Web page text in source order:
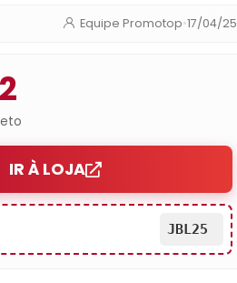
Equipe Promotop•17/04/25
IR À LOJA
JBL25